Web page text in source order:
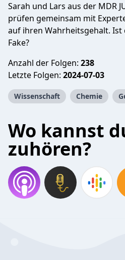
Sarah und Lars aus der MDR
prüfen gemeinsam mit
auf ihren Wahrheitsgehalt. Ist
Fake?
Anzahl der Folgen: 238
Letzte Folgen: 2024-07-03
Wissenschaft Chemie
Wo kannst
zuhören?